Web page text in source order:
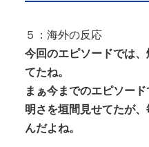
５：海外の反応
今回のエピソードでは
てたね。
まぁ今までのエピソー
明さを垣間見せてたが
んだよね。